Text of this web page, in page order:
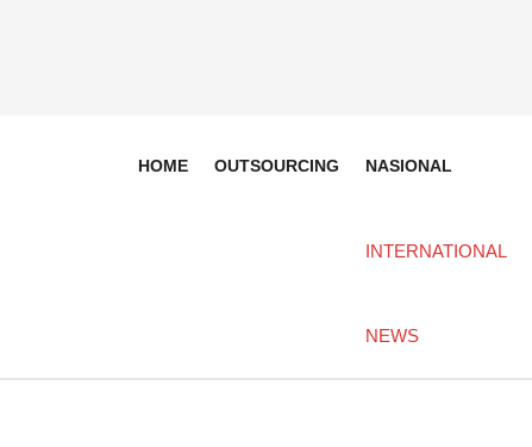
HOME OUTSOURCING NASIONAL
INTERNATIONAL
NEWS